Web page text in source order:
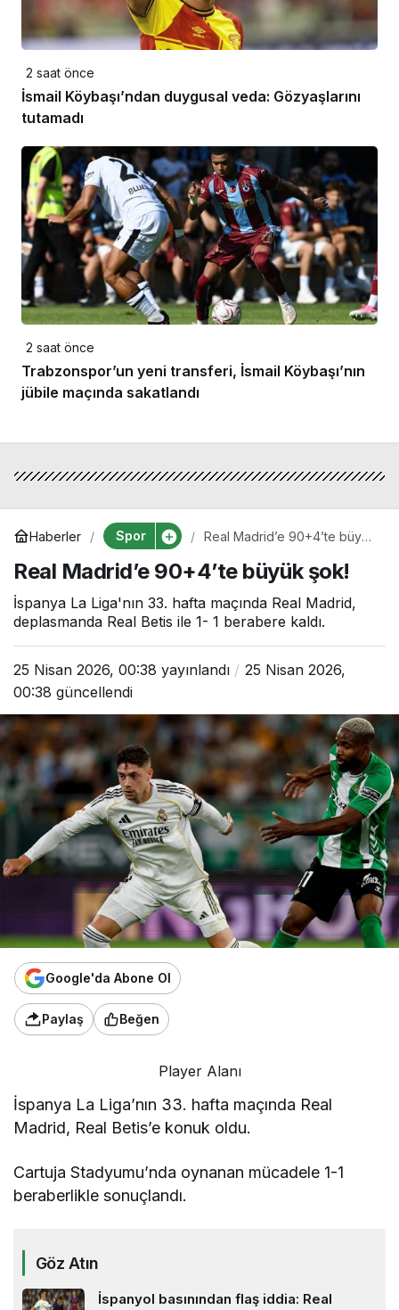
2 saat önce
İsmail Köybaşı’ndan duygusal veda: Gözyaşlarını
tutamadı
2 saat önce
Trabzonspor’un yeni transferi, İsmail Köybaşı’nın
jübile maçında sakatlandı
Haberler Spor
Real Madrid’e 90+4’te büyük
Real Madrid’e 90+4’te büyük şok!
İspanya La Liga'nın 33. hafta maçında Real Madrid,
deplasmanda Real Betis ile 1- 1 berabere kaldı.
25 Nisan 2026, 00:38 yayınlandı
25 Nisan 2026,
00:38 güncellendi
Google'da Abone Ol
Paylaş Beğen
Player Alanı
İspanya La Liga’nın 33. hafta maçında Real
Madrid, Real Betis’e konuk oldu.
Cartuja Stadyumu’nda oynanan mücadele 1-1
beraberlikle sonuçlandı.
Göz Atın
İspanyol basınından flaş iddia: Real